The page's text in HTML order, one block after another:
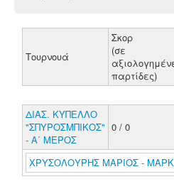
Τουρνουά
Σκορ
(σε
παρτίδες)
ΔΙΑΣ. ΚΥΠΕΛΛΟ
"ΣΠΥΡΟΣΜΠΙΚΟΣ"
- Α΄ ΜΕΡΟΣ
0 / 0
ΧΡΥΣΟΛΟΥΡΗΣ ΜΑΡΙΟΣ -